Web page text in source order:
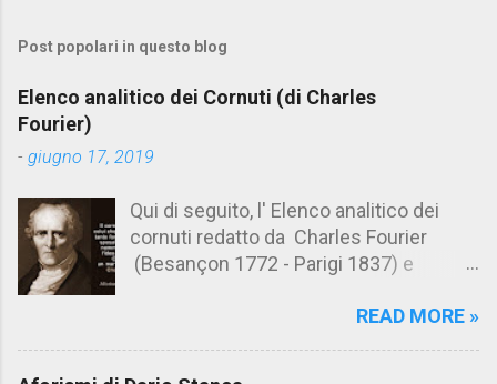
m
e
n
t
Post popolari in questo blog
Elenco analitico dei Cornuti (di Charles
Fourier)
- giugno 17, 2019
Qui di seguito, l' Elenco analitico dei
cornuti redatto da Charles Fourier
(Besançon 1772 - Parigi 1837) e
Aforismario trovi anche una raccolta di
READ MORE »